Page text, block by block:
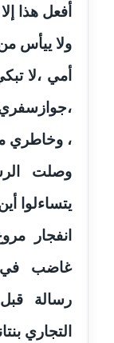
مدونة اسيمة
عاملة
مدونة أشرف
عاملة
عاملة
مدونة اشرف
عاملة
مدونة
عاملة
مدونة آمال
أفعل هذا
ولا ييأس
أمي ،لا
، وخاطري
وصلت
يتساءلوا
انفجار
غاضب في
رسالة
التجاري